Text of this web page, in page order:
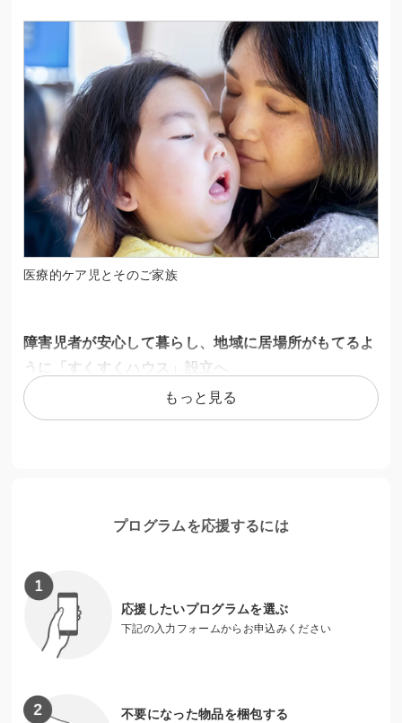
医療的ケア児とそのご家族
障害児者が安心して暮らし、地域に居場所がもてるよ
うに「すくすくハウス」設立へ
「すくすくハウス」は、医療的ケアを必要とする障害児者と
あっても、安心して育ち暮らせる未来を創っていきたいと思
います。ご支援よろしくお願いします！
すくすくハウス設立プロジェクト
もっと見る
プログラムを応援するには
応援したいプログラムを選ぶ
下記の入力フォームからお申込みください
不要になった物品を梱包する